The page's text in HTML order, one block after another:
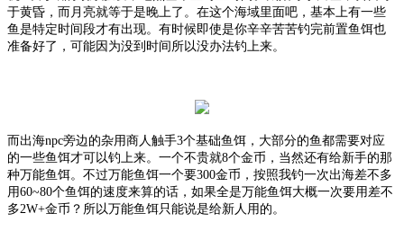
于黄昏，而月亮就等于是晚上了。在这个海域里面吧，基本上有一些
鱼是特定时间段才有出现。有时候即使是你辛辛苦苦钓完前置鱼饵也
准备好了，可能因为没到时间所以没办法钓上来。
而出海npc旁边的杂用商人触手3个基础鱼饵，大部分的鱼都需要对应
的一些鱼饵才可以钓上来。一个不贵就8个金币，当然还有给新手的那
种万能鱼饵。不过万能鱼饵一个要300金币，按照我钓一次出海差不多
用60~80个鱼饵的速度来算的话，如果全是万能鱼饵大概一次要用差不
多2W+金币？所以万能鱼饵只能说是给新人用的。